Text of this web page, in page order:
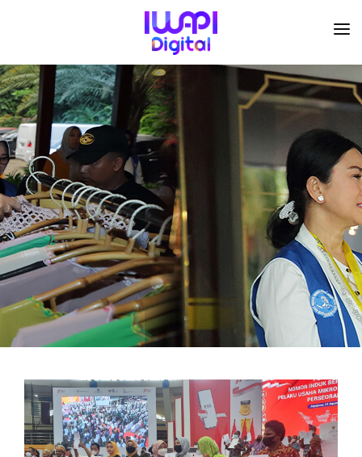
BERANDA
TENTANG KAMI
ORGANISASI
KEGIATAN
I-ACADEMI
IMARKETKU
IWAPI EKSPOR
PENDAFTARAN